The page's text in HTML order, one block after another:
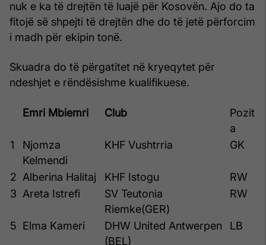
nuk e ka të drejtën të luajë për Kosovën. Ajo do ta
fitojë së shpejti të drejtën dhe do të jetë përforcim
i madh për ekipin tonë.
Skuadra do të përgatitet në kryeqytet për
ndeshjet e rëndësishme kualifikuese.
Emri Mbiemri Club
Pozit
a
1
Njomza
Kelmendi
KHF Vushtrria GK
2 Alberina Halitaj KHF Istogu
RW
3 Areta Istrefi
SV Teutonia
Riemke(GER)
RW
5 Elma Kameri
DHW United Antwerpen
(BEL)
LB